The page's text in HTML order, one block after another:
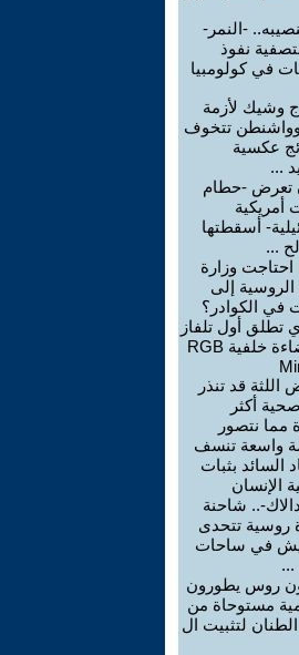
-النمر-
نفوذ
في كولومبيا
وشيك لأزمة
تتخوف
عكسية
...
تعرض -حطام
أمريكية
أسقطتها
...
احتاجت وزارة
الروسية إلى
في الكوادر؟
تطلق أول تلفاز
لها بإضاءة خلفية RGB
اللثة قد تنذر
أكثر
مما نتصور
واسعة تنسف
السائد بثبات
الإنسان
.. شاحنة
روسية تتحدى
في ساحات
...
روس يطورون
مستوحاة من
لتثبيت ال